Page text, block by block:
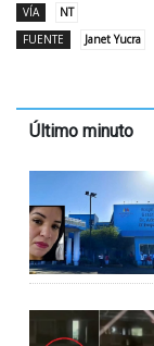
VÍA
NT
FUENTE
Janet Yucra
Último minuto